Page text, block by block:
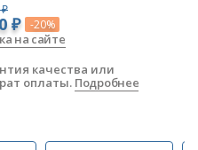
₽ -20%
на сайте
качества или
оплаты. Подробнее